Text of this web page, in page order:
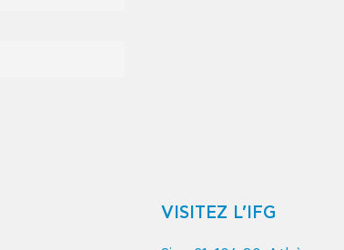
VISITEZ L’IFG